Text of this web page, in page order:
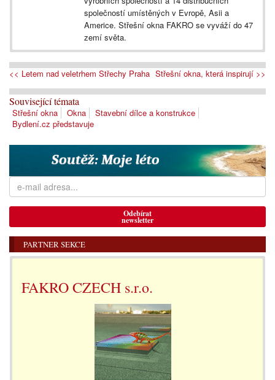
společností umístěných v Evropě, Asii a
Americe. Střešní okna FAKRO se vyváží do 47
zemí světa.
<< Letem nad veletrhem Střechy Praha Střešní okna, která inspirují >>
Související témata
Střešní okna Okna
Stavební dílce a konstrukce
Bydlení.cz představuje
Odebírat
newsletter
PARTNER SEKCE
FAKRO CZECH s.r.o.